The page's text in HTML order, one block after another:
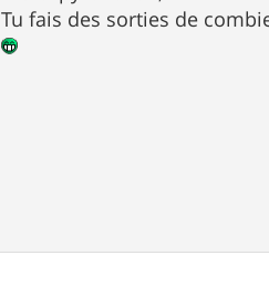
s
a
g
e
Tu fais des sorties de